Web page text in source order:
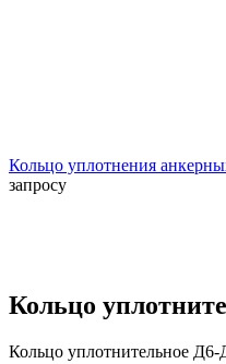
Кольцо уплотнения
запросу
Кольцо
Кольцо уплотнительное Д6-